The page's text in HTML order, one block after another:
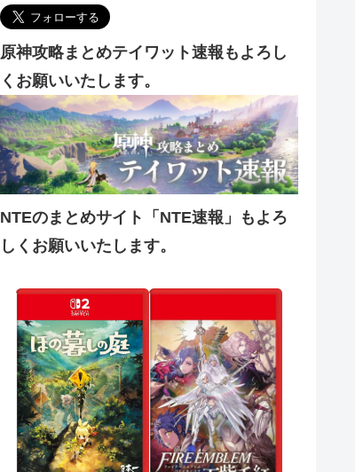
原神攻略まとめテイワット速報もよろし
くお願いいたします。
NTEのまとめサイト「NTE速報」もよろ
しくお願いいたします。